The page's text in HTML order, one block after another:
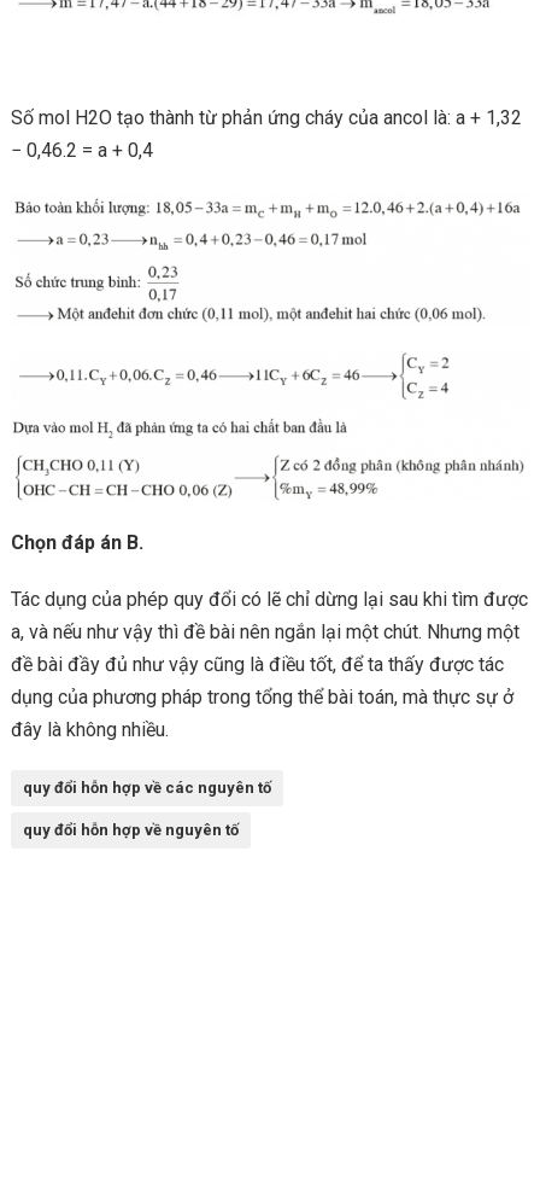
Số mol H2O tạo thành từ phản ứng cháy của ancol là: a + 1,32
− 0,46.2 = a + 0,4
Chọn đáp án B.
Tác dụng của phép quy đổi có lẽ chỉ dừng lại sau khi tìm được
a, và nếu như vậy thì đề bài nên ngắn lại một chút. Nhưng một
đề bài đầy đủ như vậy cũng là điều tốt, để ta thấy được tác
dụng của phương pháp trong tổng thể bài toán, mà thực sự ở
đây là không nhiều.
quy đổi hỗn hợp về các nguyên tố
quy đổi hỗn hợp về nguyên tố